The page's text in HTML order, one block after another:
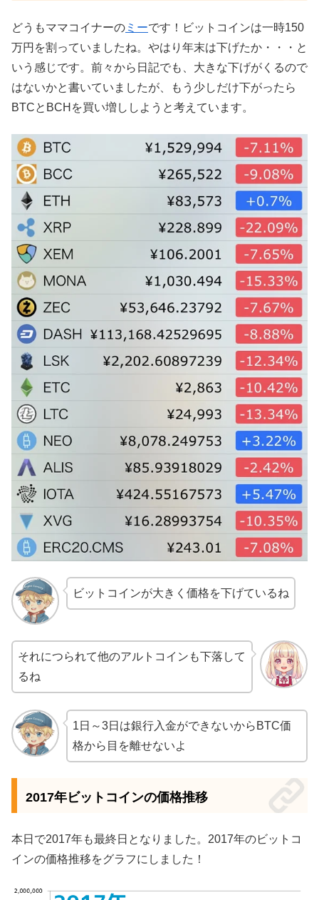
どうもママコイナーの ミーです！ビットコインは一時150
万円を割っていましたね。やはり年末は下げたか・・・と
いう感じです。前々から日記でも、大きな下げがくるので
はないかと書いていましたが、もう少しだけ下がったら
BTCとBCHを買い増ししようと考えています。
ビットコインが大きく価格を下げているね
それにつられて他のアルトコインも下落して
るね
1日～3日は銀行入金ができないからBTC価
格から目を離せないよ
2017年ビットコインの価格推移
本日で2017年も最終日となりました。2017年のビットコ
インの価格推移をグラフにしました！